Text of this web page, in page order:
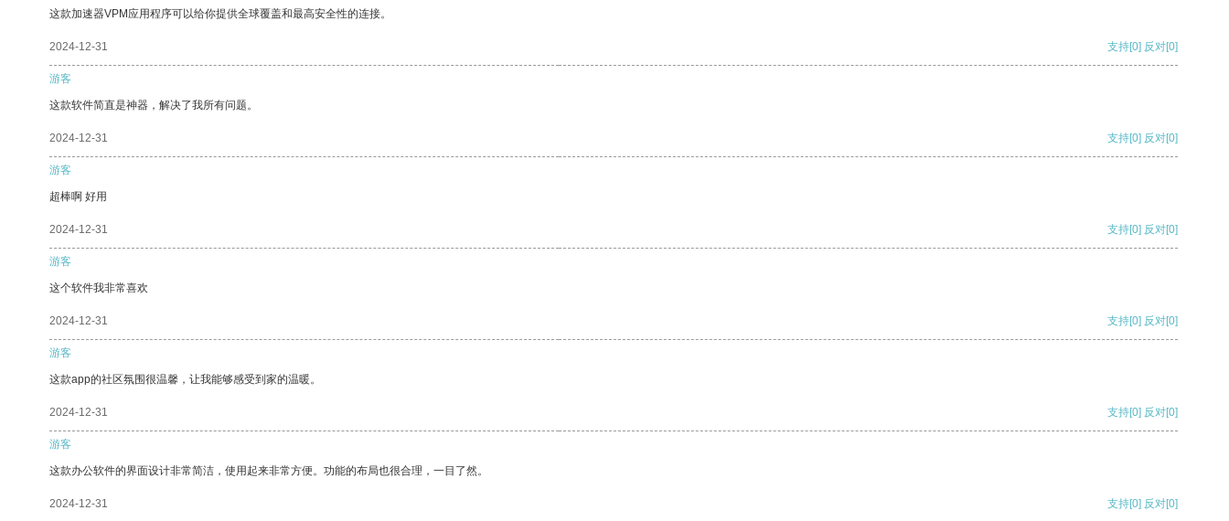
这款加速器VPM应用程序可以给你提供全球覆盖和最高安全性的连接。
2024-12-31 支持[0] 反对[0]
游客
这款软件简直是神器，解决了我所有问题。
2024-12-31 支持[0] 反对[0]
游客
超棒啊 好用
2024-12-31 支持[0] 反对[0]
游客
这个软件我非常喜欢
2024-12-31 支持[0] 反对[0]
游客
这款app的社区氛围很温馨，让我能够感受到家的温暖。
2024-12-31 支持[0] 反对[0]
游客
这款办公软件的界面设计非常简洁，使用起来非常方便。功能的布局也很合理，一目了然。
2024-12-31 支持[0] 反对[0]